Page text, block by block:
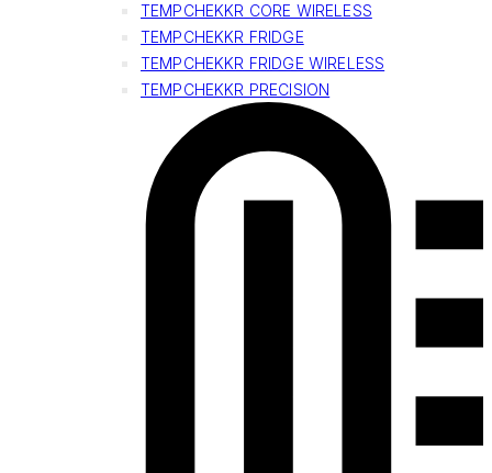
TEMPCHEKKR CORE WIRELESS
TEMPCHEKKR FRIDGE
TEMPCHEKKR FRIDGE WIRELESS
TEMPCHEKKR PRECISION